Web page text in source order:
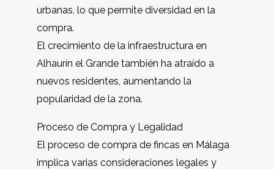
urbanas, lo que permite diversidad en la
compra.
El crecimiento de la infraestructura en
Alhaurín el Grande también ha atraído a
nuevos residentes, aumentando la
popularidad de la zona.
Proceso de Compra y Legalidad
El proceso de compra de fincas en Málaga
implica varias consideraciones legales y